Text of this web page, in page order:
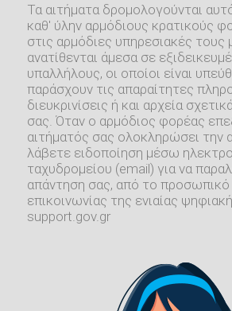
Τα αιτήματα δρομολογούνται
καθ' ύλην αρμόδιους κρατικούς
στις αρμόδιες υπηρεσιακές τους
ανατίθενται άμεσα σε
υπαλλήλους, οι οποίοι είναι
παράσχουν τις απαραίτητες
διευκρινίσεις ή και αρχεία
σας. Όταν ο αρμόδιος φορέας
αιτήματός σας ολοκληρώσει την
λάβετε ειδοποίηση μέσω
ταχυδρομείου (email) για να
απάντηση σας, από το προσωπικό
επικοινωνίας της ενιαίας
support.gov.gr